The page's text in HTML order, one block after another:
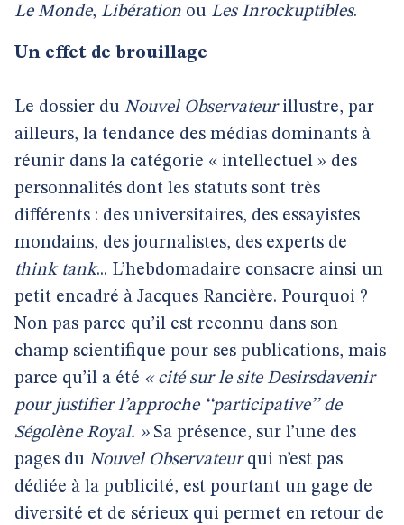
Le Monde, Libération ou Les Inrockuptibles.
Un effet de brouillage
Le dossier du Nouvel Observateurillustre, par
ailleurs, la tendance des médias dominants à
réunir dans la catégorie « intellectuel » des
personnalités dont les statuts sont très
différents : des universitaires, des essayistes
mondains, des journalistes, des experts de
think tank... L’hebdomadaire consacre ainsi un
petit encadré à Jacques Rancière. Pourquoi ?
Non pas parce qu’il est reconnu dans son
champ scientifique pour ses publications, mais
parce qu’il a été « cité sur le site Desirsdavenir
pour justifier l’approche ‘‘participative’’ de
Ségolène Royal. »Sa présence, sur l’une des
pages du Nouvel Observateurqui n’est pas
dédiée à la publicité, est pourtant un gage de
diversité et de sérieux qui permet en retour de